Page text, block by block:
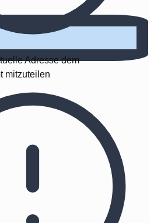
Adresse dem
mitzuteilen